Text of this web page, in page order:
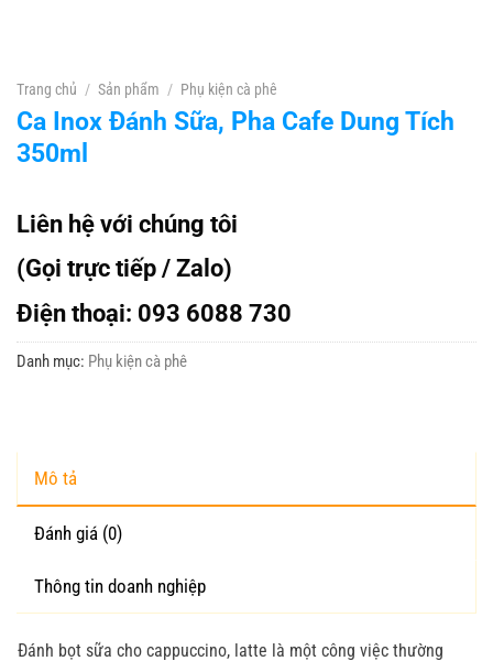
Trang chủ / Sản phẩm / Phụ kiện cà phê
Ca Inox Đánh Sữa, Pha Cafe Dung Tích
350ml
Liên hệ với chúng tôi
(Gọi trực tiếp / Zalo)
Điện thoại: 093 6088 730
Danh mục: Phụ kiện cà phê
Mô tả
Đánh giá (0)
Thông tin doanh nghiệp
Đánh bọt sữa cho cappuccino, latte là một công việc thường